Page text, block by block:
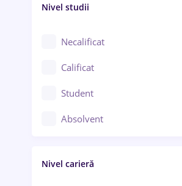
Cercetare - dezvoltare
Chimie / Biochimie
Confecții / Design vestimentar
Construcții / Instalații
Controlul calității
Educație / Training / Arte
Nivel studii
Necalificat
Calificat
Student
Absolvent
Nivel carieră